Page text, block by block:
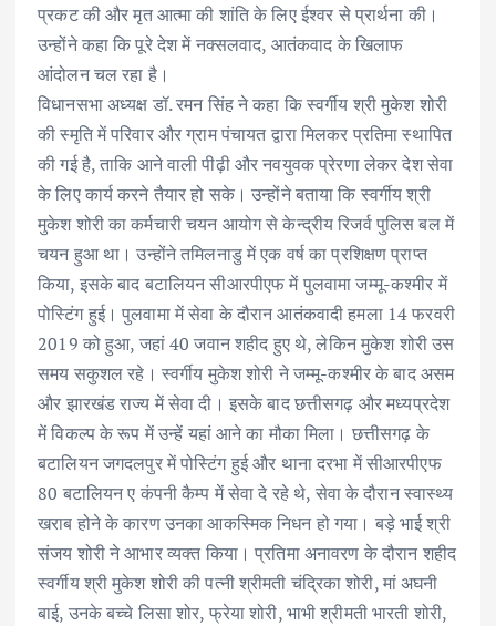
प्रकट की और मृत आत्मा की शांति के लिए ईश्वर से प्रार्थना की।
उन्होंने कहा कि पूरे देश में नक्सलवाद, आतंकवाद के खिलाफ
आंदोलन चल रहा है।
विधानसभा अध्यक्ष डॉ. रमन सिंह ने कहा कि स्वर्गीय श्री मुकेश शोरी
की स्मृति में परिवार और ग्राम पंचायत द्वारा मिलकर प्रतिमा स्थापित
की गई है, ताकि आने वाली पीढ़ी और नवयुवक प्रेरणा लेकर देश सेवा
के लिए कार्य करने तैयार हो सके। उन्होंने बताया कि स्वर्गीय श्री
मुकेश शोरी का कर्मचारी चयन आयोग से केन्द्रीय रिजर्व पुलिस बल में
चयन हुआ था। उन्होंने तमिलनाडु में एक वर्ष का प्रशिक्षण प्राप्त
किया, इसके बाद बटालियन सीआरपीएफ में पुलवामा जम्मू-कश्मीर में
पोस्टिंग हुई। पुलवामा में सेवा के दौरान आतंकवादी हमला 14 फरवरी
2019 को हुआ, जहां 40 जवान शहीद हुए थे, लेकिन मुकेश शोरी उस
समय सकुशल रहे। स्वर्गीय मुकेश शोरी ने जम्मू-कश्मीर के बाद असम
और झारखंड राज्य में सेवा दी। इसके बाद छत्तीसगढ़ और मध्यप्रदेश
में विकल्प के रूप में उन्हें यहां आने का मौका मिला। छत्तीसगढ़ के
बटालियन जगदलपुर में पोस्टिंग हुई और थाना दरभा में सीआरपीएफ
80 बटालियन ए कंपनी कैम्प में सेवा दे रहे थे, सेवा के दौरान स्वास्थ्य
खराब होने के कारण उनका आकस्मिक निधन हो गया। बड़े भाई श्री
संजय शोरी ने आभार व्यक्त किया। प्रतिमा अनावरण के दौरान शहीद
स्वर्गीय श्री मुकेश शोरी की पत्नी श्रीमती चंद्रिका शोरी, मां अघनी
बाई, उनके बच्चे लिसा शोर, फ्रेया शोरी, भाभी श्रीमती भारती शोरी,